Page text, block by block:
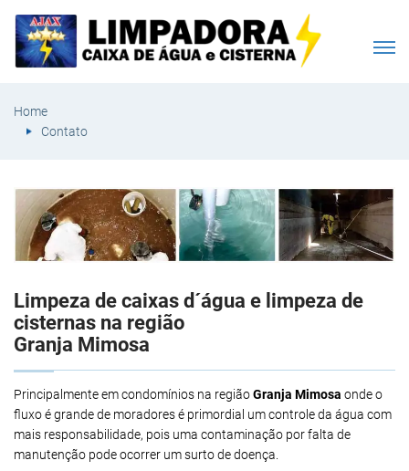
Home
Contato
Limpeza de caixas d´água e limpeza de
cisternas na região
Granja Mimosa
Principalmente em condomínios na regiãoGranja Mimosa onde o
fluxo é grande de moradores é primordial um controle da água com
mais responsabilidade, pois uma contaminação por falta de
manutenção pode ocorrer um surto de doença.